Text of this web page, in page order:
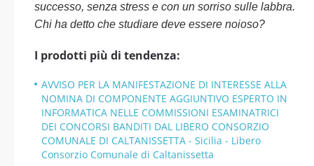
successo, senza stress e con un sorriso sulle labbra.
Chi ha detto che studiare deve essere noioso?
I prodotti più di tendenza:
AVVISO PER LA MANIFESTAZIONE DI INTERESSE ALLA
NOMINA DI COMPONENTE AGGIUNTIVO ESPERTO IN
INFORMATICA NELLE COMMISSIONI ESAMINATRICI
DEI CONCORSI BANDITI DAL LIBERO CONSORZIO
COMUNALE DI CALTANISSETTA - Sicilia - Libero
Consorzio Comunale di Caltanissetta